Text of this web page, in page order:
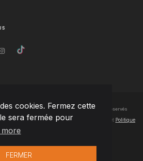
cookies. Fermez cette
sera fermée pour
FERMER
Extension SA France- Tous les droits sont réservés
vous acceptez nos Conditions d'utilisation et Politique
de confidentialité